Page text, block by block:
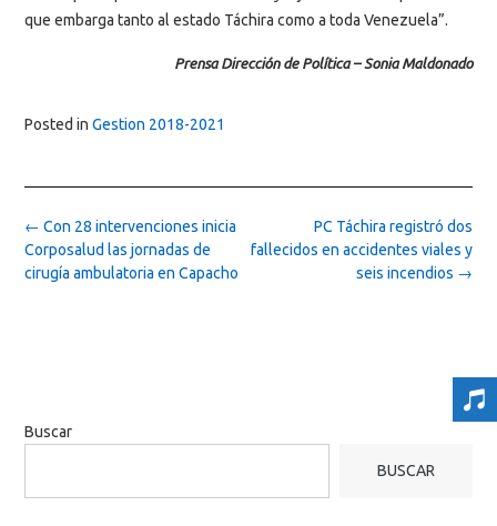
que embarga tanto al estado Táchira como a toda Venezuela”.
Prensa Dirección de Política – Sonia Maldonado
Posted in Gestion 2018-2021
Post
navigation
PC Táchira registró dos
fallecidos en accidentes viales y
seis incendios →
← Con 28 intervenciones inicia
Corposalud las jornadas de
cirugía ambulatoria en Capacho
Buscar
BUSCAR